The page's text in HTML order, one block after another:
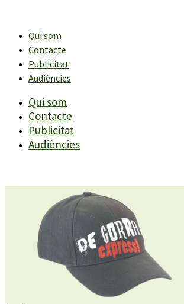
contingutQui som
Contacte
Publicitat
Audiències
Qui som
Contacte
Publicitat
Audiències